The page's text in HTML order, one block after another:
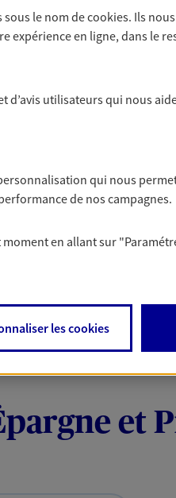
de –10% sur
non salarié.
et
sous le nom decookies. Ils
en ligne, dans le
d’avis utilisateurs qui nous
qui nous
de nos campagnes.
moment en allant sur
les cookies